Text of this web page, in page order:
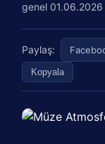
genel 01.06.2026
Paylaş:
Kopyala